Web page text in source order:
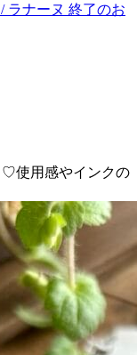
/ ラナーヌ 終了のお
♡使用感やインクの